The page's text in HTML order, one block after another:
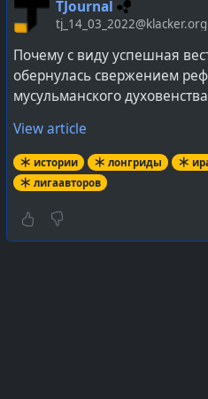
TJournal
tj_14_03_2022@klacker.org
Почему с виду успешная
обернулась свержением
мусульманского
View article
истории лонгриды
лигаавторов